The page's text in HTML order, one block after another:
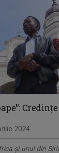
2024
şi unul din